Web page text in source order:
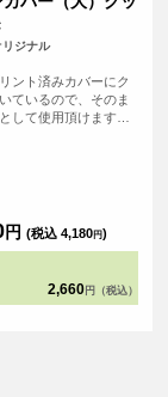
ジナル
ント済みカバーにク
ているので、そのま
して使用頂けます。
締め、高級感を演出
て一般的なサイズ感
されており、インテ
アクセントを加えま
円 (税込 4,180円)
2,660 円（税込）